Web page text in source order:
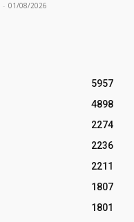
- 01/08/2026
5957
4898
2274
2236
2211
1807
1801